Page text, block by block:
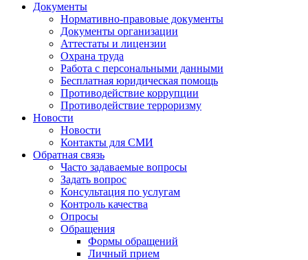
Документы
Нормативно-правовые документы
Документы организации
Аттестаты и лицензии
Охрана труда
Работа с персональными данными
Бесплатная юридическая помощь
Противодействие коррупции
Противодействие терроризму
Новости
Новости
Контакты для СМИ
Обратная связь
Часто задаваемые вопросы
Задать вопрос
Консультация по услугам
Контроль качества
Опросы
Обращения
Формы обращений
Личный прием